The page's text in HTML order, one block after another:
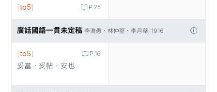
P.25
[to5]
廣話國語一貫未定稿 李澹愚、林仲堅、李月華, 1916
P.16
[to5]
妥當，妥帖，安也